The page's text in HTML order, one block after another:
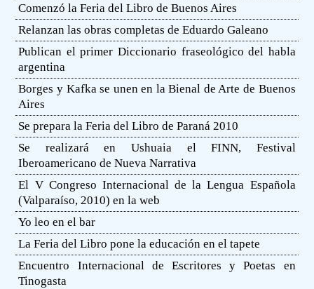
Comenzó la Feria del Libro de Buenos Aires
Relanzan las obras completas de Eduardo Galeano
Publican el primer Diccionario fraseológico del habla
argentina
Borges y Kafka se unen en la Bienal de Arte de Buenos
Aires
Se prepara la Feria del Libro de Paraná 2010
Se realizará en Ushuaia el FINN, Festival
Iberoamericano de Nueva Narrativa
El V Congreso Internacional de la Lengua Española
(Valparaíso, 2010) en la web
Yo leo en el bar
La Feria del Libro pone la educación en el tapete
Encuentro Internacional de Escritores y Poetas en
Tinogasta